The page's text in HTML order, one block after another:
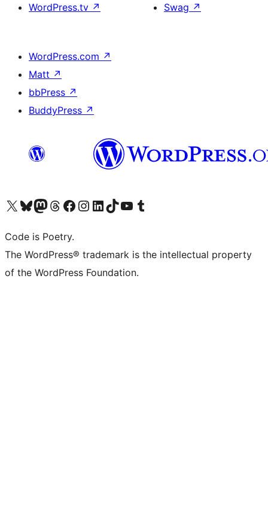
WordPress.tv ↗
Swag ↗
WordPress.com ↗
Matt ↗
bbPress ↗
BuddyPress ↗
Visita il nostro account X (ex Twitter)
Visita il nostro account Bluesky
Visita il nostro account Mastodon
Visita il nostro account Threads
Visita la nostra pagina Facebook
Visita il nostro account Instagram
Visita il nostro account LinkedIn
Visita il nostro account TikTok
Visita il nostro canale YouTube
Visita il nostro account Tumblr
Code is Poetry.
The WordPress® trademark is the intellectual property
of the WordPress Foundation.